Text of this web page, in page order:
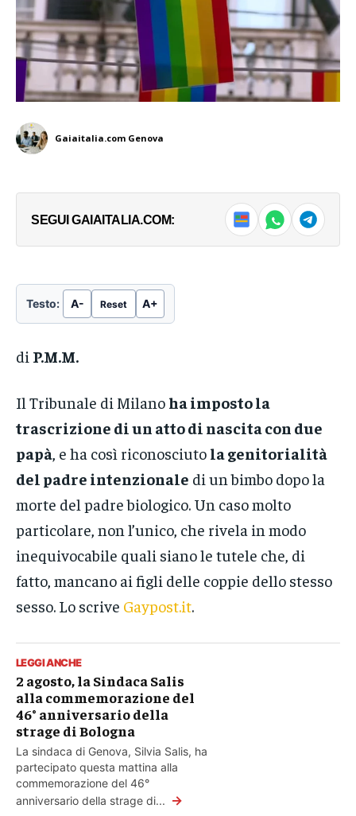
Gaiaitalia.com Genova
SEGUI GAIAITALIA.COM:
Testo: A- Reset A+
di P.M.M.
Il Tribunale di Milano ha imposto la
trascrizione di un atto di nascita con due
papà, e ha così riconosciuto la genitorialità
del padre intenzionale di un bimbo dopo la
morte del padre biologico. Un caso molto
particolare, non l’unico, che rivela in modo
inequivocabile quali siano le tutele che, di
fatto, mancano ai figli delle coppie dello stesso
sesso. Lo scrive Gaypost.it.
LEGGI ANCHE
2 agosto, la Sindaca Salis
alla commemorazione del
46° anniversario della
strage di Bologna
La sindaca di Genova, Silvia Salis, ha
partecipato questa mattina alla
commemorazione del 46°
anniversario della strage di... →